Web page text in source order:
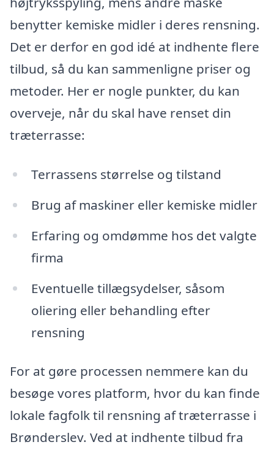
benytter kemiske midler i deres rensning.
Det er derfor en god idé at indhente flere
tilbud, så du kan sammenligne priser og
metoder. Her er nogle punkter, du kan
overveje, når du skal have renset din
træterrasse:
Terrassens størrelse og tilstand
Brug af maskiner eller kemiske midler
Erfaring og omdømme hos det valgte
firma
Eventuelle tillægsydelser, såsom
oliering eller behandling efter
rensning
For at gøre processen nemmere kan du
besøge vores platform, hvor du kan finde
lokale fagfolk til rensning af træterrasse i
Brønderslev. Ved at indhente tilbud fra